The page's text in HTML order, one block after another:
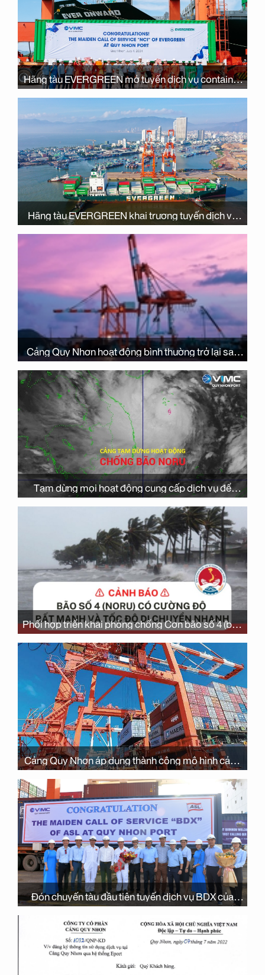
Hãng tàu EVERGREEN mở tuyến dịch vụ container
NCI – tuyến container thứ 2 của EVERGREEN tại
Cảng Quy Nhơn trong năm 2024.
Hãng tàu EVERGREEN khai trương tuyến dịch vụ
xuyên Á mới đi qua Cảng Quy Nhơn
Cảng Quy Nhơn hoạt động bình thường trở lại sau
bão NORU
Tạm dừng mọi hoạt động cung cấp dịch vụ để
phòng chống bão số 4 (bão NORU)
Phối hợp triển khai phòng chống Cơn bão số 4 (bão
NORU)
Cảng Quy Nhơn áp dụng thành công mô hình cảng
biển ePort: Chất lượng dịch vụ tốt hơn
Đón chuyến tàu đầu tiên tuyến dịch vụ BDX của
Hãng tàu ASL